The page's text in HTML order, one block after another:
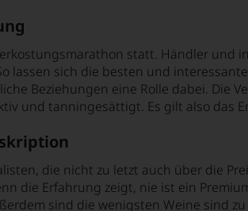
statt. Händler und
lassen sich die besten und
Beziehungen eine Rolle dabei. Die
und tanningesättigt. Es gilt also das
die nicht zu letzt auch über die
die Erfahrung zeigt, nie ist ein
sind die wenigsten Weine sind